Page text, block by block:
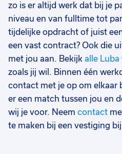
zo is er altijd werk dat bij je
niveau en van fulltime tot
tijdelijke opdracht of juist
een vast contract? Ook die
met jou aan. Bekijk alle
zoals jij wil. Binnen één
contact met je op om elkaar
er een match tussen jou en
wij je voor. Neem contact
te maken bij een vestiging